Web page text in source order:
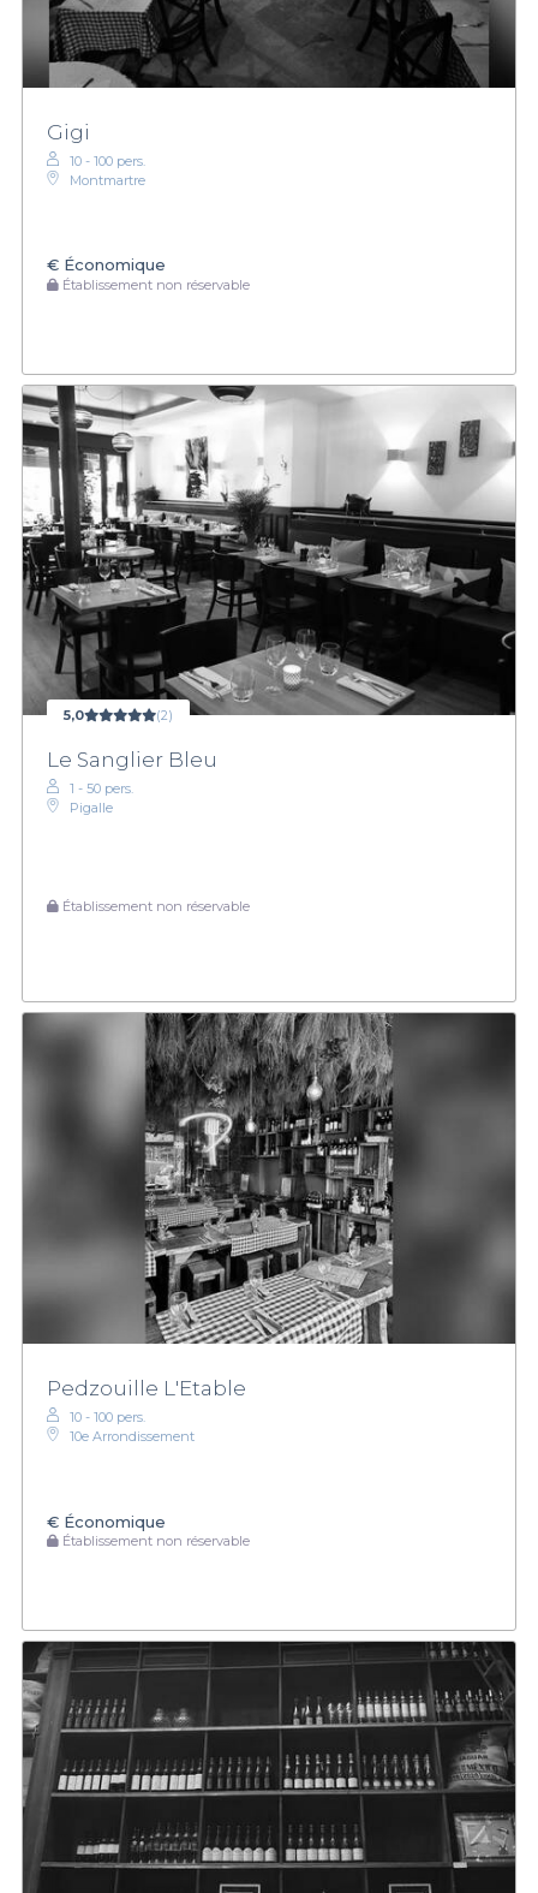
Gigi
10 - 100 pers.
Montmartre
€ Économique
Établissement non réservable
5,0 (2)
Le Sanglier Bleu
1 - 50 pers.
Pigalle
Établissement non réservable
Pedzouille L'Etable
10 - 100 pers.
10e Arrondissement
€ Économique
Établissement non réservable